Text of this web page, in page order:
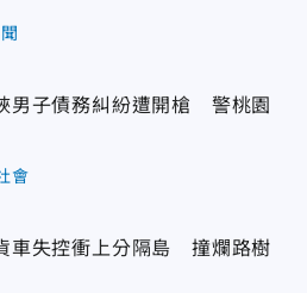
男子債務糾紛遭開槍 警桃園
會
車失控衝上分隔島 撞爛路樹